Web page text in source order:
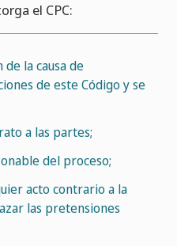
el CPC:
la causa de
de este Código y se
a las partes;
del proceso;
acto contrario a la
las pretensiones